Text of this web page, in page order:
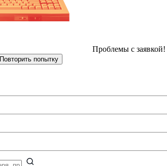
Проблемы с заявкой!
Повторить попытку